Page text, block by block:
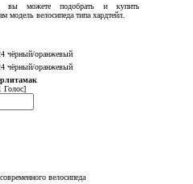
вы можете подобрать и купить
велосипеда типа хардтейл.
Голос]